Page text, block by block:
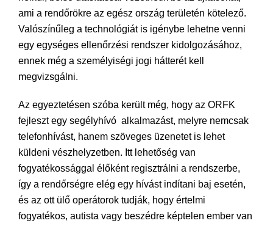
ami a rendőrökre az egész ország területén kötelező.
Valószínűleg a technológiát is igénybe lehetne venni
egy egységes ellenőrzési rendszer kidolgozásához,
ennek még a személyiségi jogi hátterét kell
megvizsgálni.
Az egyeztetésen szóba került még, hogy az ORFK
fejleszt egy segélyhívó alkalmazást, melyre nemcsak
telefonhívást, hanem szöveges üzenetet is lehet
küldeni vészhelyzetben. Itt lehetőség van
fogyatékossággal élőként regisztrálni a rendszerbe,
így a rendőrségre elég egy hívást indítani baj esetén,
és az ott ülő operátorok tudják, hogy értelmi
fogyatékos, autista vagy beszédre képtelen ember van